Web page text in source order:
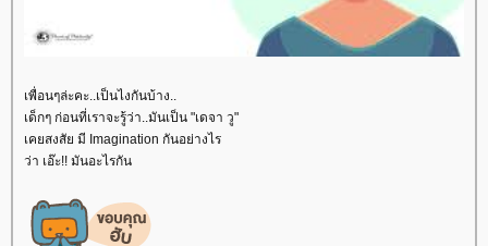
เพื่อนๆล่ะคะ..เป็นไงกันบ้าง..
เด็กๆ ก่อนที่เราจะรู้ว่า..มันเป็น "เดจา วู"
เคยสงสัย มี Imagination กันอย่างไร
ว่า เอ๊ะ!! มันอะไรกัน